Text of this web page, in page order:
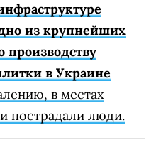
из крупнейших
в Украине
в местах
пострадали люди.